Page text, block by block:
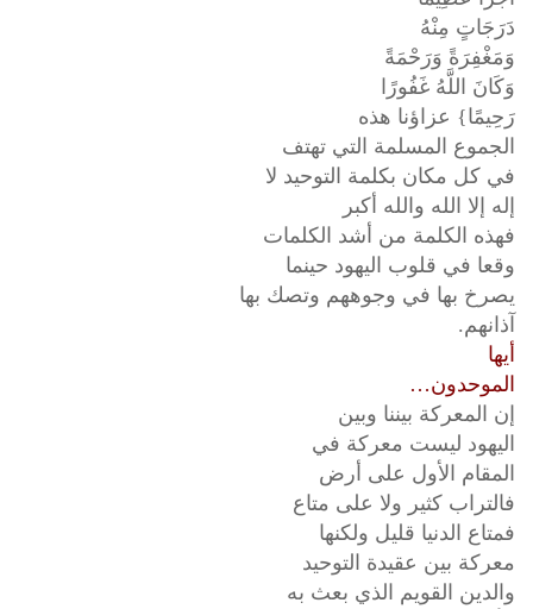
دَرَجَاتٍ مِنْهُ
وَمَغْفِرَةً وَرَحْمَةً
وَكَانَ اللَّهُ غَفُورًا
رَحِيمًا} عزاؤنا هذه
الجموع المسلمة التي تهتف
في كل مكان بكلمة التوحيد لا
إله إلا الله والله أكبر
فهذه الكلمة من أشد الكلمات
وقعا في قلوب اليهود حينما
يصرخ بها في وجوههم وتصك بها
آذانهم.
أيها
الموحدون…
إن المعركة بيننا وبين
اليهود ليست معركة في
المقام الأول على أرض
فالتراب كثير ولا على متاع
فمتاع الدنيا قليل ولكنها
معركة بين عقيدة التوحيد
والدين القويم الذي بعث به